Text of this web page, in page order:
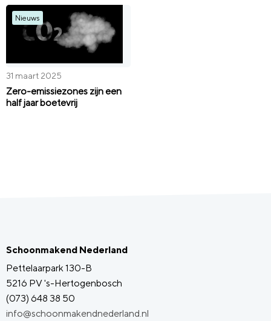
Nieuws
31 maart 2025
Zero-emissiezones zijn een
half jaar boetevrij
Schoonmakend Nederland
Pettelaarpark 130-B
5216 PV 's-Hertogenbosch
(073) 648 38 50
info@schoonmakendnederland.nl